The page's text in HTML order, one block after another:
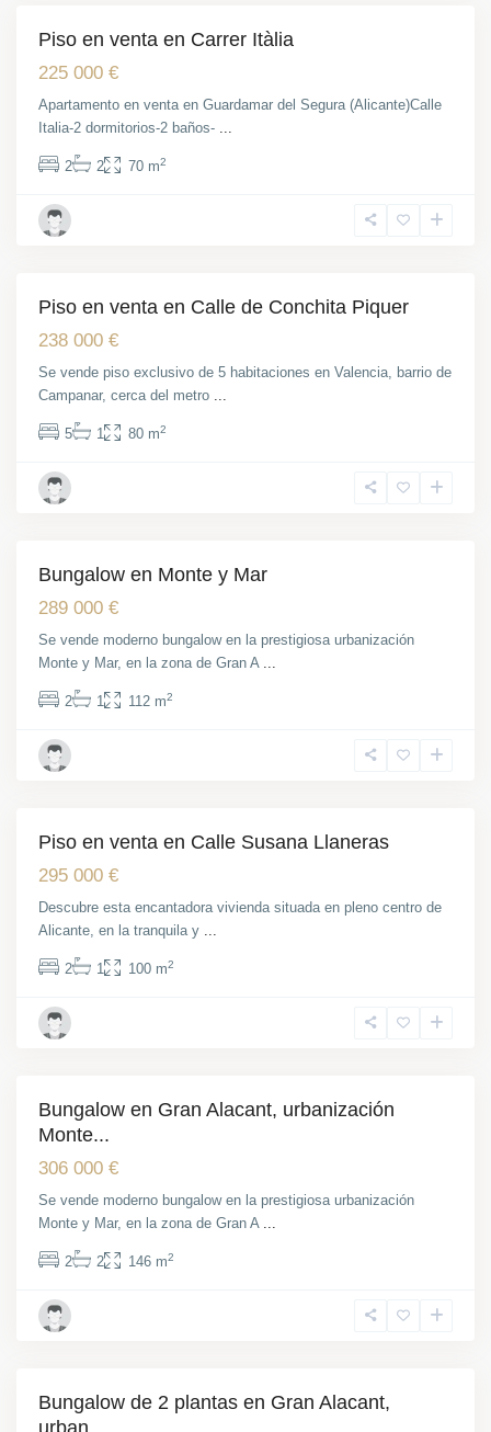
Piso en venta en Carrer Itàlia
225 000 €
Apartamento en venta en Guardamar del Segura (Alicante)Calle
Italia-2 dormitorios-2 baños- ...
2 2 70 m2
Venta Reformada
Piso en venta en Calle de Conchita Piquer
238 000 €
Se vende piso exclusivo de 5 habitaciones en Valencia, barrio de
Campanar, cerca del metro ...
5 1 80 m2
Alicante
Gran
Bungalow en Monte y Mar
289 000 €
Se vende moderno bungalow en la prestigiosa urbanización
Monte y Mar, en la zona de Gran A ...
2 1 112 m2
Centro
Piso en venta en Calle Susana Llaneras
295 000 €
Descubre esta encantadora vivienda situada en pleno centro de
Alicante, en la tranquila y ...
2 1 100 m2
Gran
Venta Obra Nueva
Bungalow en Gran Alacant, urbanización
Monte...
306 000 €
Se vende moderno bungalow en la prestigiosa urbanización
Monte y Mar, en la zona de Gran A ...
2 2 146 m2
Gran
Bungalow de 2 plantas en Gran Alacant,
urban...